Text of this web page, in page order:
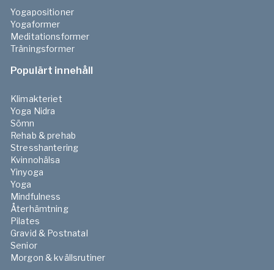
Yogapositioner
Yogaformer
Meditationsformer
Träningsformer
Populärt innehåll
Klimakteriet
Yoga Nidra
Sömn
Rehab & prehab
Stresshantering
Kvinnohälsa
Yinyoga
Yoga
Mindfulness
Återhämtning
Pilates
Gravid & Postnatal
Senior
Morgon & kvällsrutiner